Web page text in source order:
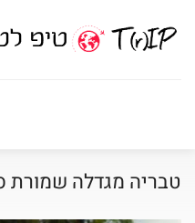
טבריה מגדלה שמורת